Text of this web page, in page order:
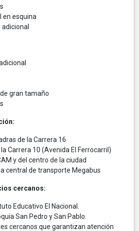
en esquina
gran tamaño
de la Carrera 16
Carrera 10 (Avenida El Ferrocarril)
y del centro de la ciudad
central de transporte Megabus
cercanos:
Educativo El Nacional.
San Pedro y San Pablo.
cercanos que garantizan atención